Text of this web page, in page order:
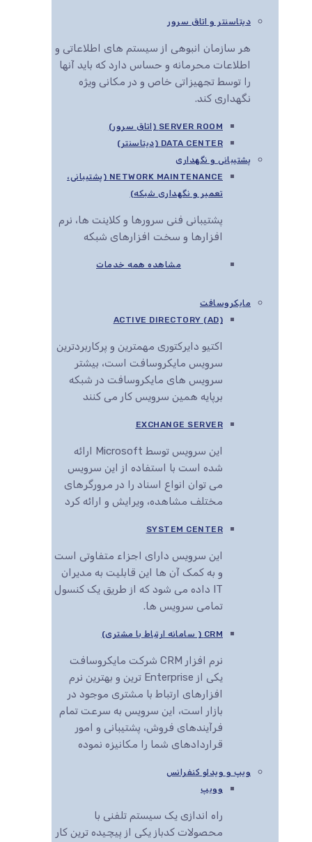
دیتاسنتر و اتاق سرور
هر سازمان انبوهی از سیستم های اطلاعاتی و
اطلاعات محرمانه و حساس دارد که باید آنها
را توسط تجهیزاتی خاص و در مکانی ویژه
نگهداری کند.
SERVER ROOM (اتاق سرور)
DATA CENTER (دیتاسنتر)
پشتیبانی و نگهداری
NETWORK MAINTENANCE (پشتیبانی،
تعمیر و نگهداری شبکه)
پشتیبانی فنی سرورها و کلاینت ها، نرم
افزارها و سخت افزارهای شبکه
مشاهده همه خدمات
مایکروسافت
ACTIVE DIRECTORY (AD)
اکتیو دایرکتوری مهمترین و پرکاربردترین
سرویس مایکروسافت است، بیشتر
سرویس های مایکروسافت در شبکه
برپایه همین سرویس کار می کنند
EXCHANGE SERVER
این سرویس توسط Microsoft ارائه
شده است با استفاده از این سرویس
می توان انواع اسناد را در مرورگرهای
مختلف مشاهده، ویرایش و ارائه کرد
SYSTEM CENTER
این سرویس دارای اجزاء متفاوتی است
و به کمک آن ها این قابلیت به مدیران
IT داده می شود که از طریق یک کنسول
تمامی سرویس ها.
CRM ( سامانه ارتباط با مشتری)
نرم افزار CRM شرکت مایکروسافت
یکی از Enterprise ترین و بهترین نرم
افزارهای ارتباط با مشتری موجود در
بازار است، این سرویس به سرعت تمام
فرآیندهای فروش، پشتیبانی و امور
قراردادهای شما را مکانیزه نموده
ویپ و ویدئو کنفرانس
وویپ
راه اندازی یک سیستم تلفنی با
محصولات کدباز یکی از پیچیده ترین کار